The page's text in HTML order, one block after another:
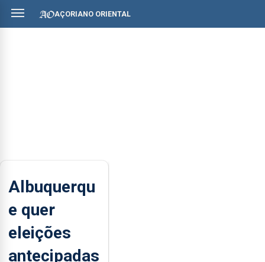
AÇORIANO ORIENTAL
Albuquerqu
e quer
eleições
antecipadas